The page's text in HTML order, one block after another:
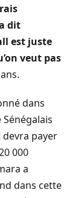
dit
est juste
veut pas
dans
Sénégalais
devra payer
000
a
dans cette